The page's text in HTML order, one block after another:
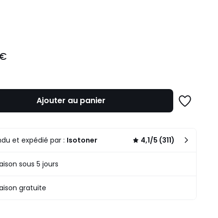
Ajouter au panier
Ajouter
et expédié par : Isotoner 4,1/5 (311)
sous 5 jours
gratuite